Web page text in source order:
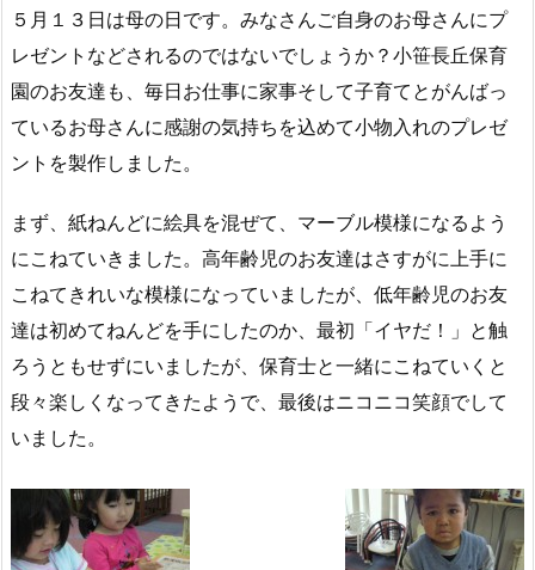
５月１３日は母の日です。みなさんご自身のお母さんにプ
レゼントなどされるのではないでしょうか？小笹長丘保育
園のお友達も、毎日お仕事に家事そして子育てとがんばっ
ているお母さんに感謝の気持ちを込めて小物入れのプレゼ
ントを製作しました。
まず、紙ねんどに絵具を混ぜて、マーブル模様になるよう
にこねていきました。高年齢児のお友達はさすがに上手に
こねてきれいな模様になっていましたが、低年齢児のお友
達は初めてねんどを手にしたのか、最初「イヤだ！」と触
ろうともせずにいましたが、保育士と一緒にこねていくと
段々楽しくなってきたようで、最後はニコニコ笑顔でして
いました。